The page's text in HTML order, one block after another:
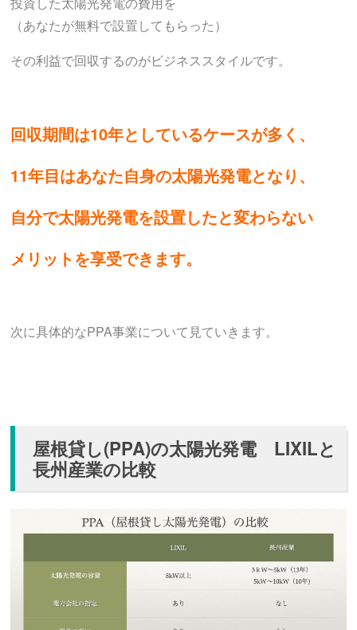
（あなたが無料で設置してもらった）
その利益で回収するのがビジネススタイルです。
回収期間は10年としているケースが多く、
11年目はあなた自身の太陽光発電となり、
自分で太陽光発電を設置したと変わらない
メリットを享受できます。
次に具体的なPPA事業について見ていきます。
屋根貸し(PPA)の太陽光発電 LIXILと
長州産業の比較